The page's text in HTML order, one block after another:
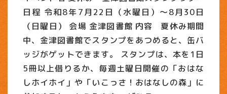
日程 令和8年7月22日（水曜日）～8月30日
（日曜日） 会場 金津図書館 内容 夏休み期間
中、金津図書館でスタンプをあつめると、缶バ
ッジがゲットできます。 スタンプは、本を1日
5冊以上借りるか、毎週土曜日開催の「おはな
しホイホイ」や「いこっさ！おはなしの森」に